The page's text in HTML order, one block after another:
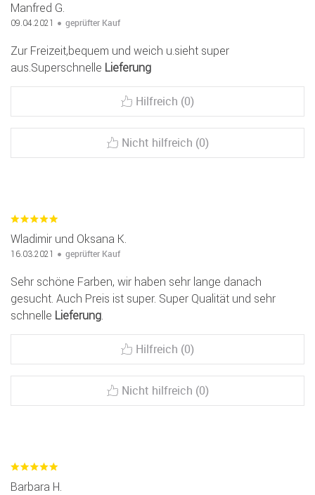
Manfred G.
09.04.2021 geprüfter Kauf
Zur Freizeit,bequem und weich u.sieht super
aus.Superschnelle Lieferung
Hilfreich (0)
Nicht hilfreich (0)
Wladimir und Oksana K.
16.03.2021 geprüfter Kauf
Sehr schöne Farben, wir haben sehr lange danach
gesucht. Auch Preis ist super. Super Qualität und sehr
schnelle Lieferung.
Hilfreich (0)
Nicht hilfreich (0)
Barbara H.